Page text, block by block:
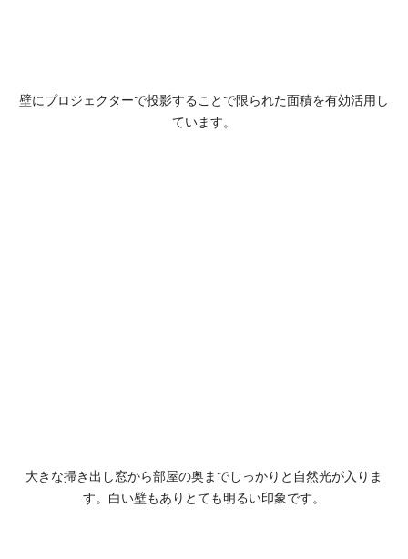
壁にプロジェクターで投影することで限られた面積を有効活用し
ています。
大きな掃き出し窓から部屋の奥までしっかりと自然光が入りま
す。白い壁もありとても明るい印象です。